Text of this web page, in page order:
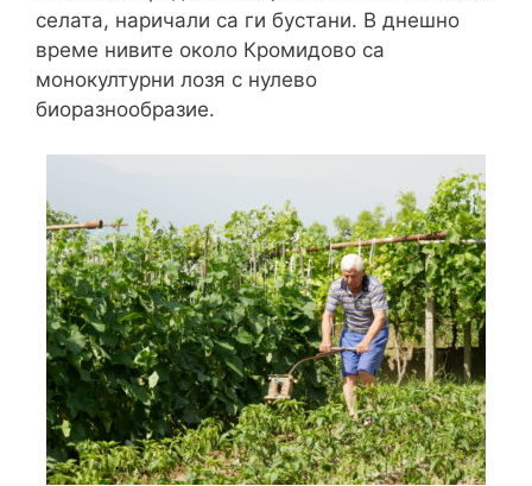
селата, наричали са ги бустани. В днешно
време нивите около Кромидово са
монокултурни лозя с нулево
биоразнообразие.